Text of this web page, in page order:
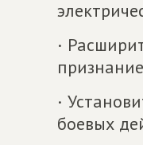
·
·
боевых